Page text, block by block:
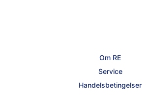
Om RE
Service
Handelsbetingelser